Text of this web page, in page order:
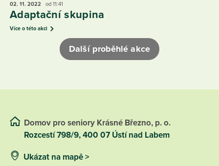
02. 11. 2022 od 11:41
Adaptační skupina
Více o této akci
Další proběhlé akce
Domov pro seniory Krásné Březno, p. o.
Rozcestí 798/9, 400 07 Ústí nad Labem
Ukázat na mapě >